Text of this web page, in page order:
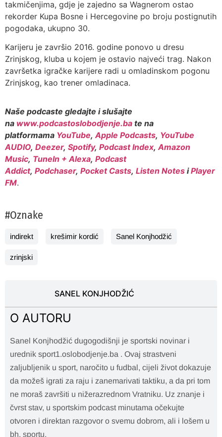
takmičenjima, gdje je zajedno sa Wagnerom ostao
rekorder Kupa Bosne i Hercegovine po broju postignutih
pogodaka, ukupno 30.
Karijeru je završio 2016. godine ponovo u dresu
Zrinjskog, kluba u kojem je ostavio najveći trag. Nakon
završetka igračke karijere radi u omladinskom pogonu
Zrinjskog, kao trener omladinaca.
Naše podcaste gledajte i slušajte
na www.podcastoslobodjenje.ba te na
platformama YouTube,Apple Podcasts, YouTube
AUDIO, Deezer, Spotify, Podcast Index,Amazon
Music, TuneIn + Alexa, Podcast
Addict, Podchaser, Pocket Casts, Listen Notes iPlayer
FM.
#Oznake
indirekt krešimir kordić Sanel Konjhodžić
zrinjski
SANEL KONJHODŽIĆ
O AUTORU
Sanel Konjhodžić dugogodišnji je sportski novinar i
urednik sport1.oslobodjenje.ba . Ovaj strastveni
zaljubljenik u sport, naročito u fudbal, cijeli život dokazuje
da možeš igrati za raju i zanemarivati taktiku, a da pri tom
ne moraš završiti u nižerazrednom Vratniku. Uz znanje i
čvrst stav, u sportskim podcast minutama očekujte
otvoren i direktan razgovor o svemu dobrom, ali i lošem u
bh. sportu.